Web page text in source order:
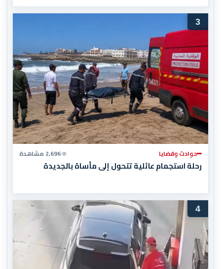
3
حوادث وقضايا 2,696 مشاهدة
رحلة استجمام عائلية تتحول إلى مأساة بالجديدة
4